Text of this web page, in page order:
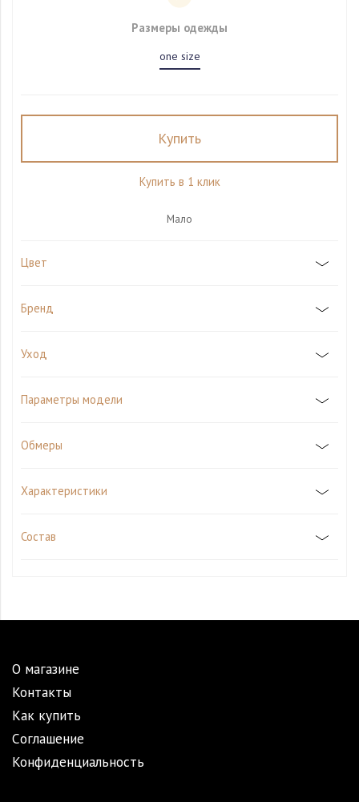
Размеры одежды
one size
Купить
Купить в 1 клик
Мало
Цвет
Бренд
Уход
Параметры модели
Обмеры
Характеристики
Состав
О магазине
Контакты
Как купить
Cоглашение
Конфиденциальность